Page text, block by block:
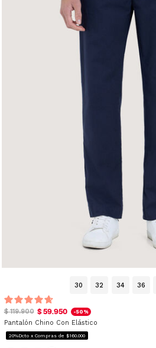
30 32 34 36
$ 119.900 $ 59.950 -50%
Pantalón Chino Con Elástico
20%Dcto x Compras de $160.000